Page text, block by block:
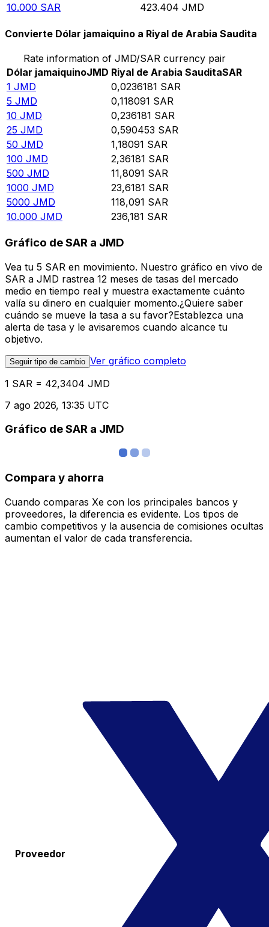
10.000 SAR 423.404 JMD
Convierte Dólar jamaiquino a Riyal de Arabia Saudita
Rate information of JMD/SAR currency pair
Dólar jamaiquinoJMD Riyal de Arabia SauditaSAR
1 JMD 0,0236181 SAR
5 JMD 0,118091 SAR
10 JMD 0,236181 SAR
25 JMD 0,590453 SAR
50 JMD 1,18091 SAR
100 JMD 2,36181 SAR
500 JMD 11,8091 SAR
1000 JMD 23,6181 SAR
5000 JMD 118,091 SAR
10.000 JMD 236,181 SAR
Gráfico de SAR a JMD
Vea tu 5 SAR en movimiento. Nuestro gráfico en vivo de
SAR a JMD rastrea 12 meses de tasas del mercado
medio en tiempo real y muestra exactamente cuánto
valía su dinero en cualquier momento.¿Quiere saber
cuándo se mueve la tasa a su favor?Establezca una
alerta de tasa y le avisaremos cuando alcance tu
objetivo.
Seguir tipo de cambio Ver gráfico completo
1 SAR = 42,3404 JMD
7 ago 2026, 13:35 UTC
Gráfico de SAR a JMD
Compara y ahorra
Cuando comparas Xe con los principales bancos y
proveedores, la diferencia es evidente. Los tipos de
cambio competitivos y la ausencia de comisiones ocultas
aumentan el valor de cada transferencia.
Proveedor